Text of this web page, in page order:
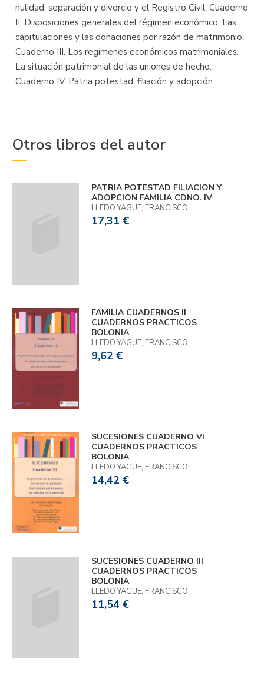
nulidad, separación y divorcio y el Registro Civil. Cuaderno
II. Disposiciones generales del régimen económico. Las
capitulaciones y las donaciones por razón de matrimonio.
Cuaderno III. Los regímenes económicos matrimoniales.
La situación patrimonial de las uniones de hecho.
Cuaderno IV. Patria potestad, filiación y adopción.
Otros libros del autor
PATRIA POTESTAD FILIACION Y
ADOPCION FAMILIA CDNO. IV
LLEDO YAGUE, FRANCISCO
17,31 €
FAMILIA CUADERNOS II
CUADERNOS PRACTICOS
BOLONIA
LLEDO YAGUE, FRANCISCO
9,62 €
SUCESIONES CUADERNO VI
CUADERNOS PRACTICOS
BOLONIA
LLEDO YAGUE, FRANCISCO
14,42 €
SUCESIONES CUADERNO III
CUADERNOS PRACTICOS
BOLONIA
LLEDO YAGUE, FRANCISCO
11,54 €